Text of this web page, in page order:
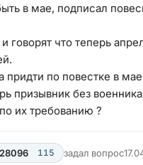
в мае, подписал
говорят что теперь
придти по повестке в
призывник без
их требованию ?
115 задал вопрос